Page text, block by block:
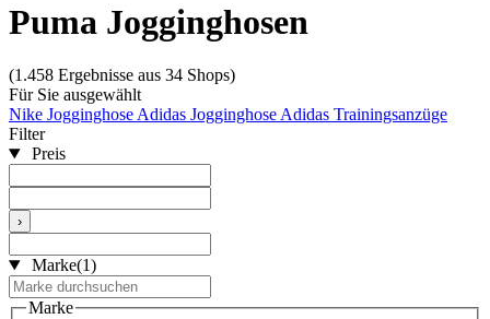
Puma Jogginghosen
(1.458 Ergebnisse aus 34 Shops)
Für Sie ausgewählt
Nike Jogginghose Adidas Jogginghose Adidas Trainingsanzüge
Filter
Preis
›
Marke(1)
Marke